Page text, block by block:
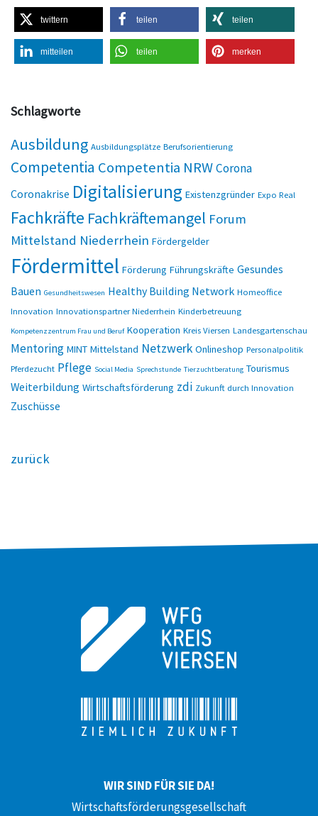
twittern teilen teilen
mitteilen teilen merken
Schlagworte
Ausbildung Ausbildungsplätze Berufsorientierung
Competentia Competentia NRWCorona
Coronakrise Digitalisierung Existenzgründer Expo Real
Fachkräfte Fachkräftemangel Forum
Mittelstand Niederrhein Fördergelder
Fördermittel Förderung Führungskräfte Gesundes
Bauen Gesundheitswesen Healthy Building Network Homeoffice
Innovation Innovationspartner Niederrhein Kinderbetreuung
Kompetenzzentrum Frau und Beruf Kooperation Kreis Viersen Landesgartenschau
Mentoring MINT Mittelstand Netzwerk Onlineshop Personalpolitik
Pferdezucht Pflege Social Media Sprechstunde Tierzuchtberatung Tourismus
Weiterbildung Wirtschaftsförderung zdi Zukunft durch Innovation
Zuschüsse
zurück
WIR SIND FÜR SIE DA!
Wirtschaftsförderungsgesellschaft